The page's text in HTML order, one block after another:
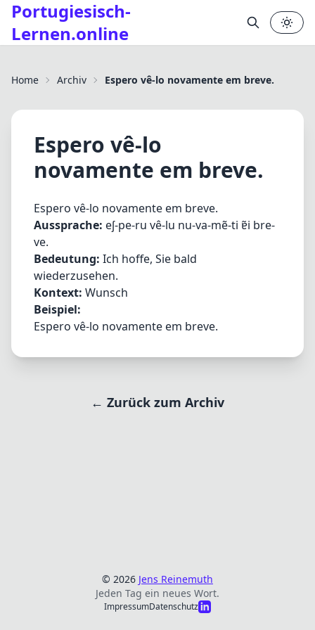
Portugiesisch-
Lernen.online
Home Archiv Espero vê-lo novamente em breve.
Espero vê-lo
novamente em breve.
Espero vê-lo novamente em breve.
Aussprache: eʃ-pe-ru vê-lu nu-va-mẽ-ti ɐ̃i bre-
ve.
Bedeutung: Ich hoffe, Sie bald
wiederzusehen.
Kontext: Wunsch
Beispiel:
Espero vê-lo novamente em breve.
← Zurück zum Archiv
✕
© 2026 Jens Reinemuth
Jeden Tag ein neues Wort.
ImpressumDatenschutz